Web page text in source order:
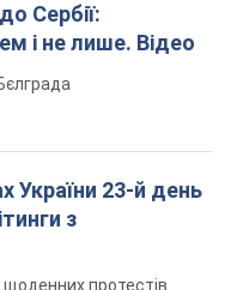
Сербії:
і не лише. Відео
України 23-й день
з
протестів